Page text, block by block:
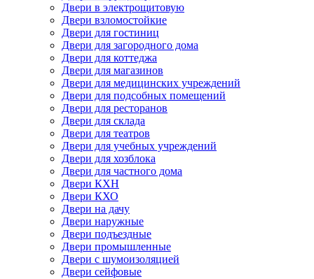
Двери в электрощитовую
Двери взломостойкие
Двери для гостиниц
Двери для загородного дома
Двери для коттеджа
Двери для магазинов
Двери для медицинских учреждений
Двери для подсобных помещений
Двери для ресторанов
Двери для склада
Двери для театров
Двери для учебных учреждений
Двери для хозблока
Двери для частного дома
Двери КХН
Двери КХО
Двери на дачу
Двери наружные
Двери подъездные
Двери промышленные
Двери с шумоизоляцией
Двери сейфовые